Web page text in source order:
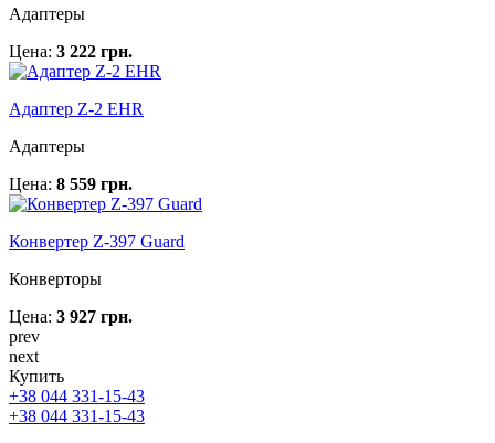
Адаптеры
Цена: 3 222 грн.
Адаптер Z-2 EHR
Адаптеры
Цена: 8 559 грн.
Конвертер Z-397 Guard
Конверторы
Цена: 3 927 грн.
prev
next
Купить
+38 044 331-15-43
+38 044 331-15-43